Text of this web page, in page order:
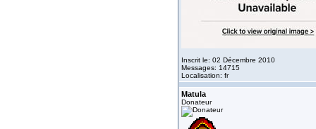
Inscrit le: 02 Décembre 2010
Messages: 14715
Localisation: fr
Matula
Donateur